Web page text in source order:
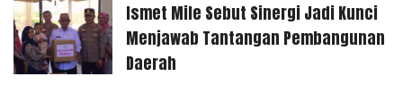
Ismet Mile Sebut Sinergi Jadi Kunci
Menjawab Tantangan Pembangunan
Daerah